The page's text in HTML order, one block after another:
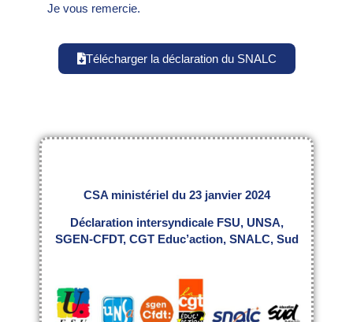
Je vous remercie.
Télécharger la déclaration du SNALC
CSA ministériel du 23 janvier 2024
Déclaration intersyndicale FSU, UNSA,
SGEN-CFDT, CGT Educ’action, SNALC, Sud